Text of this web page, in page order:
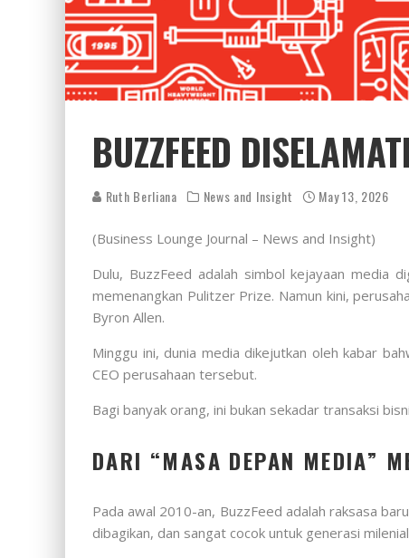
BUZZFEED
Ruth Berliana News and Insight May 13, 2026
(Business Lounge Journal – News and Insight)
Dulu, BuzzFeed adalah simbol kejayaan media
memenangkan Pulitzer Prize. Namun kini,
Byron Allen.
Minggu ini, dunia media dikejutkan oleh kabar
CEO perusahaan tersebut.
Bagi banyak orang, ini bukan sekadar transaksi
DARI “MASA DEPAN MEDIA”
Pada awal 2010-an, BuzzFeed adalah raksasa
dibagikan, dan sangat cocok untuk generasi